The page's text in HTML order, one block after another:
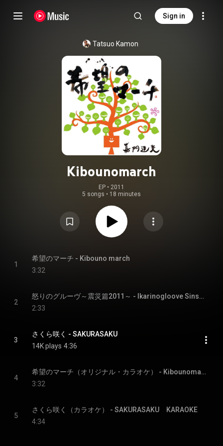
Sign in
Tatsuo Kamon
Kibounomarch
EP • 2011
5 songs • 18 minutes
1
希望のマーチ - Kibouno march
3:32
2
怒りのグルーヴ～震災篇2011～ - Ikarinogloove Sinsaihen2011
2:33
3
さくら咲く - SAKURASAKU
14K plays 4:36
4
希望のマーチ（オリジナル・カラオケ） - Kibounomarch Original Karaoke
3:32
5
さくら咲く（カラオケ） - SAKURASAKU KARAOKE
4:34